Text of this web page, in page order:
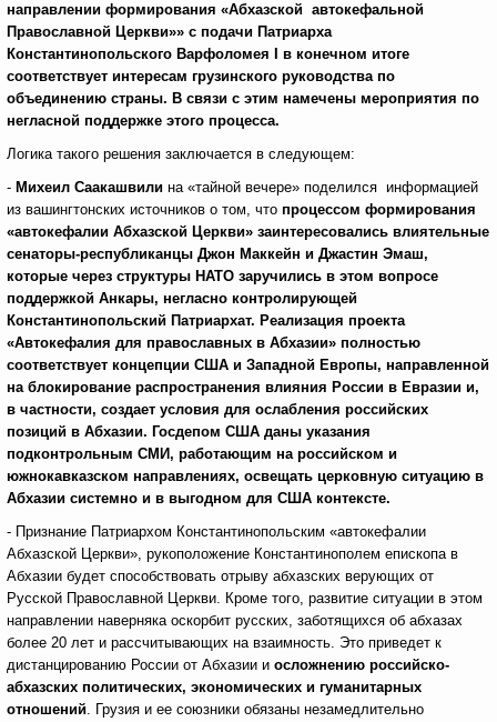
направлении формирования «Абхазской автокефальной
Православной Церкви»» с подачи Патриарха
Константинопольского Варфоломея
в конечном итоге
соответствует интересам грузинского руководства по
объединению страны. В связи с этим намечены мероприятия по
негласной поддержке этого процесса.
Логика такого решения заключается в следующем:
- Михеил Саакашвили на «тайной вечере» поделился информацией
из вашингтонских источников о том, что процессом формирования
«автокефалии Абхазской Церкви» заинтересовались влиятельные
сенаторы-республиканцы Джон Маккейн и Джастин Эмаш,
которые через структуры НАТО заручились в этом вопросе
поддержкой Анкары, негласно контролирующей
Константинопольский Патриархат. Реализация проекта
«Автокефалия для православных в Абхазии» полностью
соответствует концепции США и Западной Европы, направленной
на блокирование распространения влияния России в Евразии и,
в частности, создает условия для ослабления российских
позиций в Абхазии. Госдепом США даны указания
подконтрольным СМИ, работающим на российском и
южнокавказском направлениях, освещать церковную ситуацию в
Абхазии системно и в выгодном для США контексте.
- Признание Патриархом Константинопольским «автокефалии
Абхазской Церкви», рукоположение Константинополем епископа в
Абхазии будет способствовать отрыву абхазских верующих от
Русской Православной Церкви. Кроме того, развитие ситуации в этом
направлении наверняка оскорбит русских, заботящихся об абхазах
более 20 лет и рассчитывающих на взаимность. Это приведет к
дистанцированию России от Абхазии и осложнению российско-
абхазских политических, экономических и гуманитарных
отношений. Грузия и ее союзники обязаны незамедлительно